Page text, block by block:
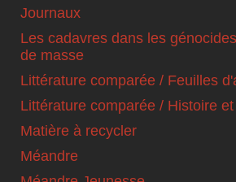
Journaux
Les cadavres dans les
de masse
Littérature comparée / Feuilles
Littérature comparée / Histoire
Matière à recycler
Méandre